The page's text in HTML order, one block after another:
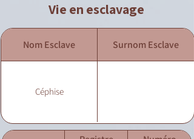
Vie en esclavage
Nom Esclave Surnom Esclave
Céphise